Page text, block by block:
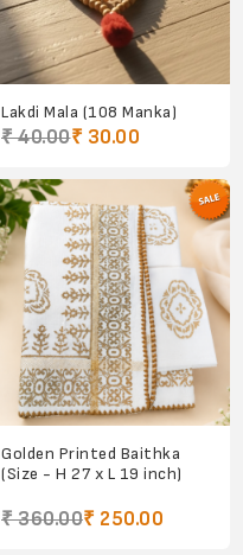
Lakdi Mala (108 Manka)
₹ 40.00₹ 30.00
Golden Printed Baithka
(Size - H 27 x L 19 inch)
₹ 360.00₹ 250.00